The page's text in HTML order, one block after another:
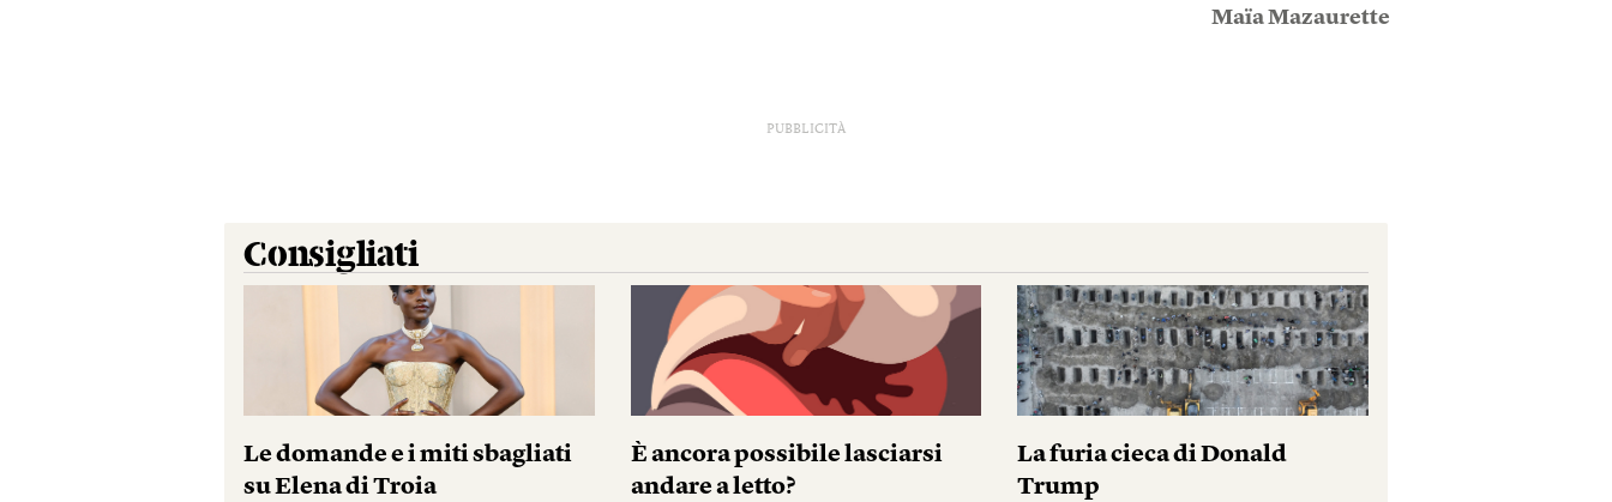
Maïa Mazaurette
PUBBLICITÀ
Consigliati
Le domande e i miti sbagliati
su Elena di Troia
È ancora possibile lasciarsi
andare a letto?
La furia cieca di Donald
Trump